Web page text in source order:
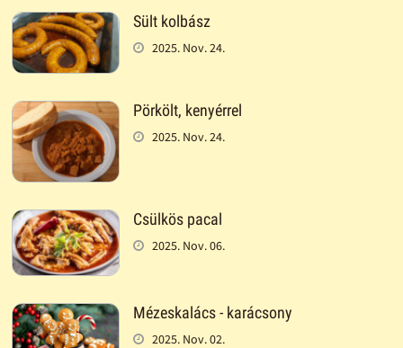
Sült kolbász
2025. Nov. 24.
Pörkölt, kenyérrel
2025. Nov. 24.
Csülkös pacal
2025. Nov. 06.
Mézeskalács - karácsony
2025. Nov. 02.